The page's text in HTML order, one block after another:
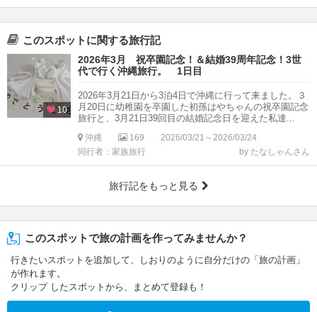
このスポットに関する旅行記
10
2026年3月 祝卒園記念！＆結婚39周年記念！3世
代で行く沖縄旅行。 1日目
2026年3月21日から3泊4日で沖縄に行って来ました。３
月20日に幼稚園を卒園した初孫はやちゃんの祝卒園記念
旅行と、3月21日39回目の結婚記念日を迎えた私達...
沖縄 169
2026/03/21～2026/03/24
同行者：家族旅行
by たなしゃんさん
旅行記をもっと見る
このスポットで旅の計画を作ってみませんか？
行きたいスポットを追加して、しおりのように自分だけの「旅の計画」
が作れます。
クリップ したスポットから、まとめて登録も！